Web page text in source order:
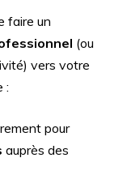
faire un
(ou
vers votre
:
pour
auprès des